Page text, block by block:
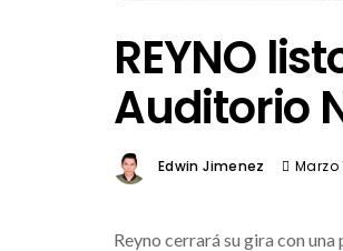
REYNO
Auditorio
Edwin Jimenez Marzo
Reyno cerrará su gira con